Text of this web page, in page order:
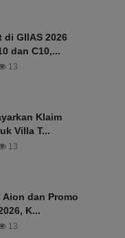
di GIIAS 2026
dan C10,...
13
Klaim
Villa T...
13
Aion dan Promo
K...
13